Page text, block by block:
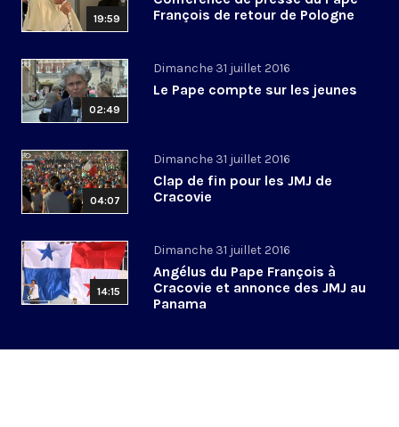
19:59
François de retour de Pologne
02:49
Dimanche 31 juillet 2016
Le Pape compte sur les jeunes
04:07
Dimanche 31 juillet 2016
Clap de fin pour les JMJ de
Cracovie
14:15
Dimanche 31 juillet 2016
Angélus du Pape François à
Cracovie et annonce des JMJ au
Panama